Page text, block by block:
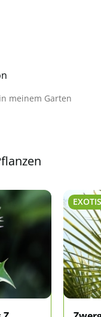
meinem Garten